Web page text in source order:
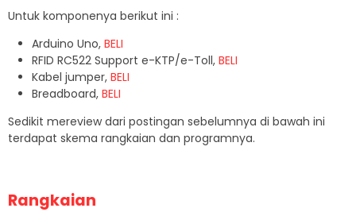
Untuk komponenya berikut ini :
Arduino Uno, BELI
RFID RC522 Support e-KTP/e-Toll, BELI
Kabel jumper, BELI
Breadboard, BELI
Sedikit mereview dari postingan sebelumnya di bawah ini
terdapat skema rangkaian dan programnya.
Rangkaian